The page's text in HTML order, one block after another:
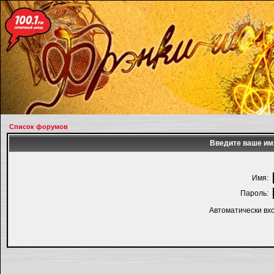
Список форумов
Введите ваше
Имя:
Пароль:
Автоматически